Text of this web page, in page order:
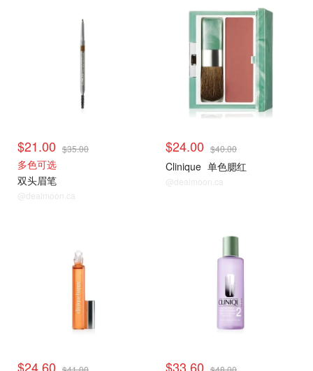
$21.00 $35.00
多色可选
双头眉笔
@dealmoon.ca
$24.00 $40.00
Clinique 单色腮红
@dealmoon.ca
$24.60 $33.60